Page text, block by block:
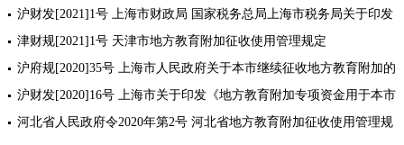
沪财发[2021]1号 上海市财政局 国家税务总局上海市税务局关于印发
《上海市地方教育附加征收管理办法》的通知[政策延期]
津财规[2021]1号 天津市地方教育附加征收使用管理规定
沪府规[2020]35号 上海市人民政府关于本市继续征收地方教育附加的
通知[政策延期]
沪财发[2020]16号 上海市关于印发《地方教育附加专项资金用于本市
高技能人才培养基地建设经费资助实施办法》的通知
河北省人民政府令2020年第2号 河北省地方教育附加征收使用管理规